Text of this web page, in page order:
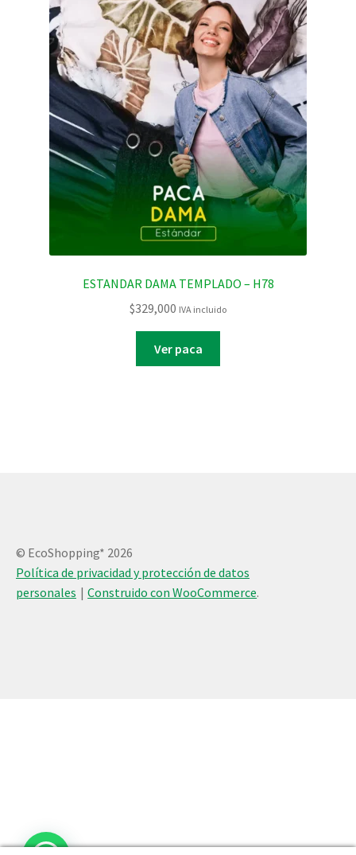
ESTANDAR DAMA TEMPLADO – H78
$329,000 IVA incluido
Ver paca
© EcoShopping* 2026
Política de privacidad y protección de datos
personales
Construido con WooCommerce.